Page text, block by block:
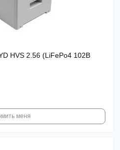
HVS 2.56 (LiFePo4 102В
меня